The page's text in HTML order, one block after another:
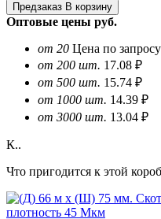
Предзаказ В корзину
Оптовые цены руб.
от 20 Цена по запросу
от 200 шт. 17.08 ₽
от 500 шт. 15.74 ₽
от 1000 шт. 14.39 ₽
от 3000 шт. 13.04 ₽
К..
Что пригодится к этой